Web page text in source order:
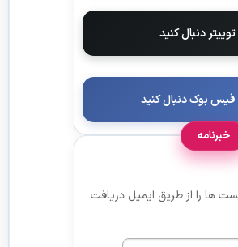
توییتر دنبال کنید
فیس بوک دنبال کنید
خبرنامه
ها را از طریق ایمیل دریافت